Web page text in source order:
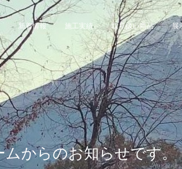
新着情報 施工実績 取り扱い商品 展
ムからのお知らせです。